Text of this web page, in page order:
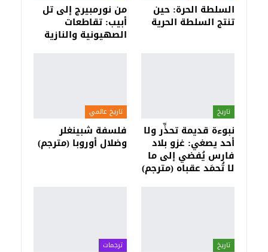
السلطة الحرة: حين
تنتج السلطة الحرية
من نورمبيرج إلى تل
أبيب: تقاطعات
الصهيونية والنازية
تاريخ
نبوءة قديمة تحذِّر ولا
أحد يصغي: غزو بلاد
فارس يُفضي إلى ما
لا تُحمَد عقباه (مترجم)
تاريخ عالمي
فلسفة شبينغلر
وضلال أوروبا (مترجم)
تاريخ ترجمات